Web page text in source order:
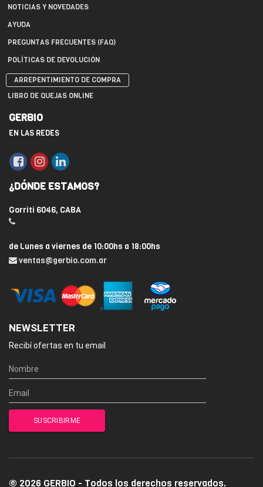
NOTICIAS Y NOVEDADES
AYUDA
PREGUNTAS FRECUENTES (FAQ)
POLÍTICAS DE DEVOLUCIÓN
ARREPENTIMIENTO DE COMPRA
LIBRO DE QUEJAS ONLINE
GERBIO
EN LAS REDES
¿DÓNDE ESTAMOS?
Gorriti 6046, CABA
de Lunes a viernes de 10:00hs a 18:00hs
ventas@gerbio.com.ar
NEWSLETTER
Recibí ofertas en tu email
© 2026 GERBIO - Todos los derechos reservados.